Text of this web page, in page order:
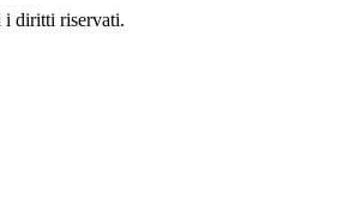
diritti riservati.